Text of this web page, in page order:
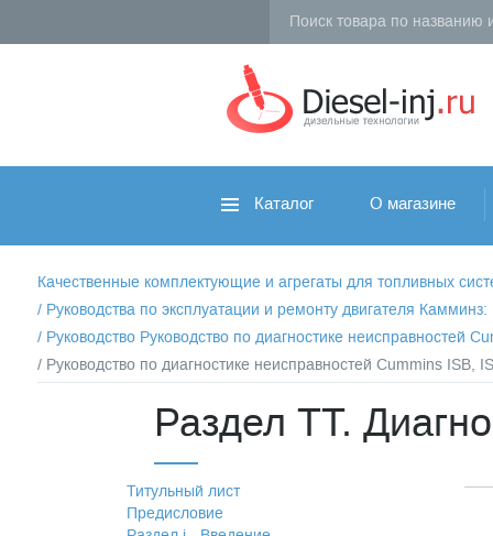
Каталог О магазине
Качественные комплектующие и агрегаты для топливных
/ Руководства по эксплуатации и ремонту двигателя
/ Руководство Руководство по диагностике неисправностей
/ Руководство по диагностике неисправностей Cummins
Раздел TТ.
Титульный лист
Предисловие